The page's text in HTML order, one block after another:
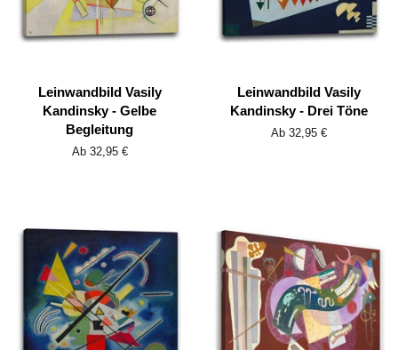
Leinwandbild Vasily
Kandinsky - Gelbe
Begleitung
Ab 32,95 €
Leinwandbild Vasily
Kandinsky - Drei Töne
Ab 32,95 €